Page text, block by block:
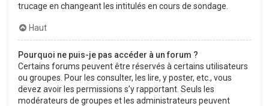
trucage en changeant les intitulés en cours de sondage.
Haut
Pourquoi ne puis-je pas accéder à un forum ?
Certains forums peuvent être réservés à certains utilisateurs
ou groupes. Pour les consulter, les lire, y poster, etc., vous
devez avoir les permissions s’y rapportant. Seuls les
modérateurs de groupes et les administrateurs peuvent